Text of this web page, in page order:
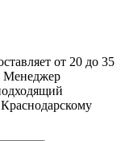
от 20 до 35
Менеджер